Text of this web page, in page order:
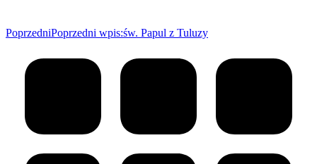
PoprzedniPoprzedni wpis:św. Papul z Tuluzy